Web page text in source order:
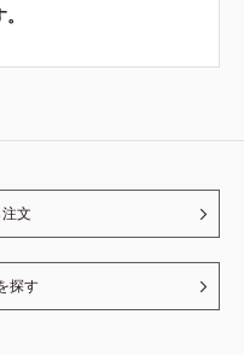
文
探す